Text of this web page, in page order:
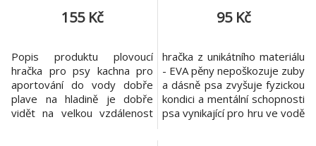
155 Kč
Popis produktu plovoucí
hračka pro psy kachna pro
aportování do vody dobře
plave na hladině je dobře
vidět na velkou vzdálenost
95 Kč
hračka z unikátního materiálu
- EVA pěny nepoškozuje zuby
a dásně psa zvyšuje fyzickou
kondici a mentální schopnosti
psa vynikající pro hru ve vodě